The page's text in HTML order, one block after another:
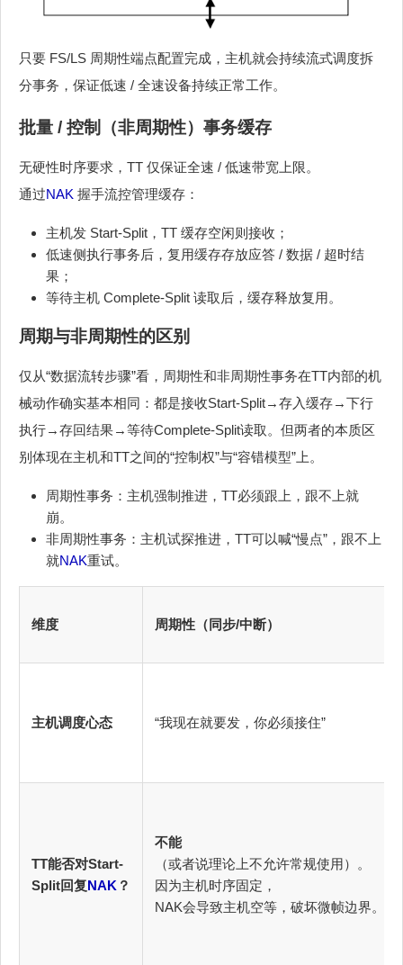
只要 FS/LS 周期性端点配置完成，主机就会持续流式调度拆
分事务，保证低速 / 全速设备持续正常工作。
批量 / 控制（非周期性）事务缓存
无硬性时序要求，TT 仅保证全速 / 低速带宽上限。
通过NAK 握手流控管理缓存：
主机发 Start-Split，TT 缓存空闲则接收；
低速侧执行事务后，复用缓存存放应答 / 数据 / 超时结
果；
等待主机 Complete-Split 读取后，缓存释放复用。
周期与非周期性的区别
仅从“数据流转步骤”看，周期性和非周期性事务在TT内部的机
械动作确实基本相同：都是接收Start-Split→存入缓存→下行
执行→存回结果→等待Complete-Split读取。但两者的本质区
别体现在主机和TT之间的“控制权”与“容错模型”上。
周期性事务：主机强制推进，TT必须跟上，跟不上就
崩。
非周期性事务：主机试探推进，TT可以喊“慢点”，跟不上
就NAK重试。
维度 周期性（同步/中断）
主机调度心态 “我现在就要发，你必须接住”
TT能否对Start-
Split回复NAK ？
不能
（或者说理论上不允许常规使用）。
因为主机时序固定，
NAK会导致主机空等，破坏微帧边界。